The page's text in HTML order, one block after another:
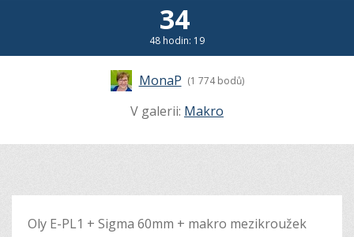
34
48 hodin: 19
MonaP (1 774 bodů)
V galerii: Makro
Oly E-PL1 + Sigma 60mm + makro mezikroužek